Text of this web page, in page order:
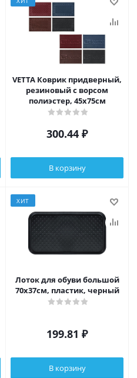
VETTA Коврик придверный,
резиновый с ворсом
полиэстер, 45х75см
300.44 ₽
В корзину
ХИТ
Лоток для обуви большой
70х37см, пластик, черный
199.81 ₽
В корзину